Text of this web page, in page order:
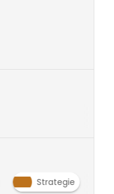
Strategie